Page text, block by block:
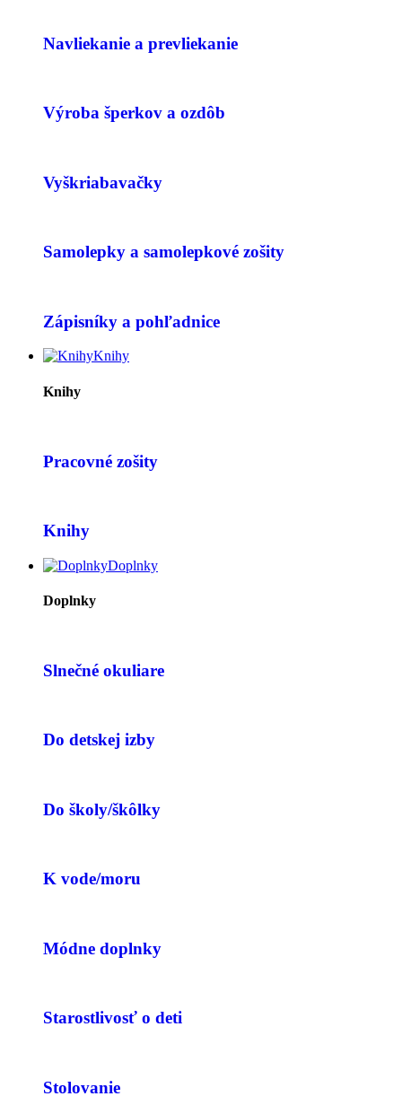
Navliekanie a prevliekanie
Výroba šperkov a ozdôb
Vyškriabavačky
Samolepky a samolepkové zošity
Zápisníky a pohľadnice
Knihy
Knihy
Pracovné zošity
Knihy
Doplnky
Doplnky
Slnečné okuliare
Do detskej izby
Do školy/škôlky
K vode/moru
Módne doplnky
Starostlivosť o deti
Stolovanie